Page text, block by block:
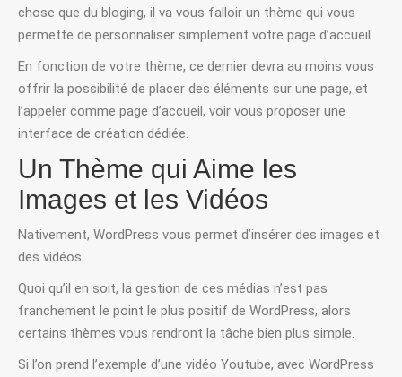
chose que du bloging, il va vous falloir un thème qui vous
permette de personnaliser simplement votre page d’accueil.
En fonction de votre thème, ce dernier devra au moins vous
offrir la possibilité de placer des éléments sur une page, et
l’appeler comme page d’accueil, voir vous proposer une
interface de création dédiée.
Un Thème qui Aime les
Images et les Vidéos
Nativement, WordPress vous permet d’insérer des images et
des vidéos.
Quoi qu’il en soit, la gestion de ces médias n’est pas
franchement le point le plus positif de WordPress, alors
certains thèmes vous rendront la tâche bien plus simple.
Si l’on prend l’exemple d’une vidéo Youtube, avec WordPress